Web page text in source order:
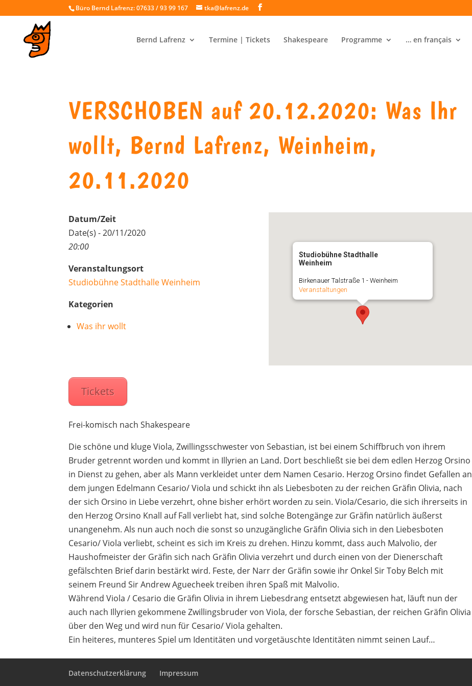
Büro Bernd Lafrenz: 07633 / 93 99 167 tka@lafrenz.de
Bernd Lafrenz Termine | Tickets Shakespeare Programme … en français
VERSCHOBEN auf 20.12.2020: Was Ihr
wollt, Bernd Lafrenz, Weinheim,
20.11.2020
Studiobühne Stadthalle
Weinheim
Birkenauer Talstraße 1 - Weinheim
Veranstaltungen
Datum/Zeit
Date(s) - 20/11/2020
20:00
Veranstaltungsort
Studiobühne Stadthalle Weinheim
Kategorien
Was ihr wollt
Tickets
Frei-komisch nach Shakespeare
Die schöne und kluge Viola, Zwillingsschwester von Sebastian, ist bei einem Schiffbruch von ihrem
Bruder getrennt worden und kommt in Illyrien an Land. Dort beschließt sie bei dem edlen Herzog Orsino
in Dienst zu gehen, aber als Mann verkleidet unter dem Namen Cesario. Herzog Orsino findet Gefallen an
dem jungen Edelmann Cesario/ Viola und schickt ihn als Liebesboten zu der reichen Gräfin Olivia, nach
der sich Orsino in Liebe verzehrt, ohne bisher erhört worden zu sein. Viola/Cesario, die sich ihrerseits in
den Herzog Orsino Knall auf Fall verliebt hat, sind solche Botengänge zur Gräfin natürlich äußerst
unangenehm. Als nun auch noch die sonst so unzugängliche Gräfin Olivia sich in den Liebesboten
Cesario/ Viola verliebt, scheint es sich im Kreis zu drehen. Hinzu kommt, dass auch Malvolio, der
Haushofmeister der Gräfin sich nach Gräfin Olivia verzehrt und durch einen von der Dienerschaft
gefälschten Brief darin bestärkt wird. Feste, der Narr der Gräfin sowie ihr Onkel Sir Toby Belch mit
seinem Freund Sir Andrew Aguecheek treiben ihren Spaß mit Malvolio.
Während Viola / Cesario die Gräfin Olivia in ihrem Liebesdrang entsetzt abgewiesen hat, läuft nun der
auch nach Illyrien gekommene Zwillingsbruder von Viola, der forsche Sebastian, der reichen Gräfin Olivia
über den Weg und wird nun für Cesario/ Viola gehalten.
Ein heiteres, munteres Spiel um Identitäten und vorgetäuschte Identitäten nimmt seinen Lauf…
Datenschutzerklärung Impressum